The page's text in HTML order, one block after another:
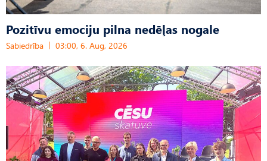
Pozitīvu emociju pilna nedēļas nogale
Sabiedrība 03:00, 6. Aug, 2026